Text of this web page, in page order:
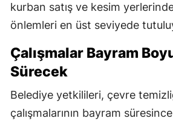
kurban satış ve kesim
önlemleri en üst seviyede
Çalışmalar Bayram
Sürecek
Belediye yetkilileri, çevre
çalışmalarının bayram